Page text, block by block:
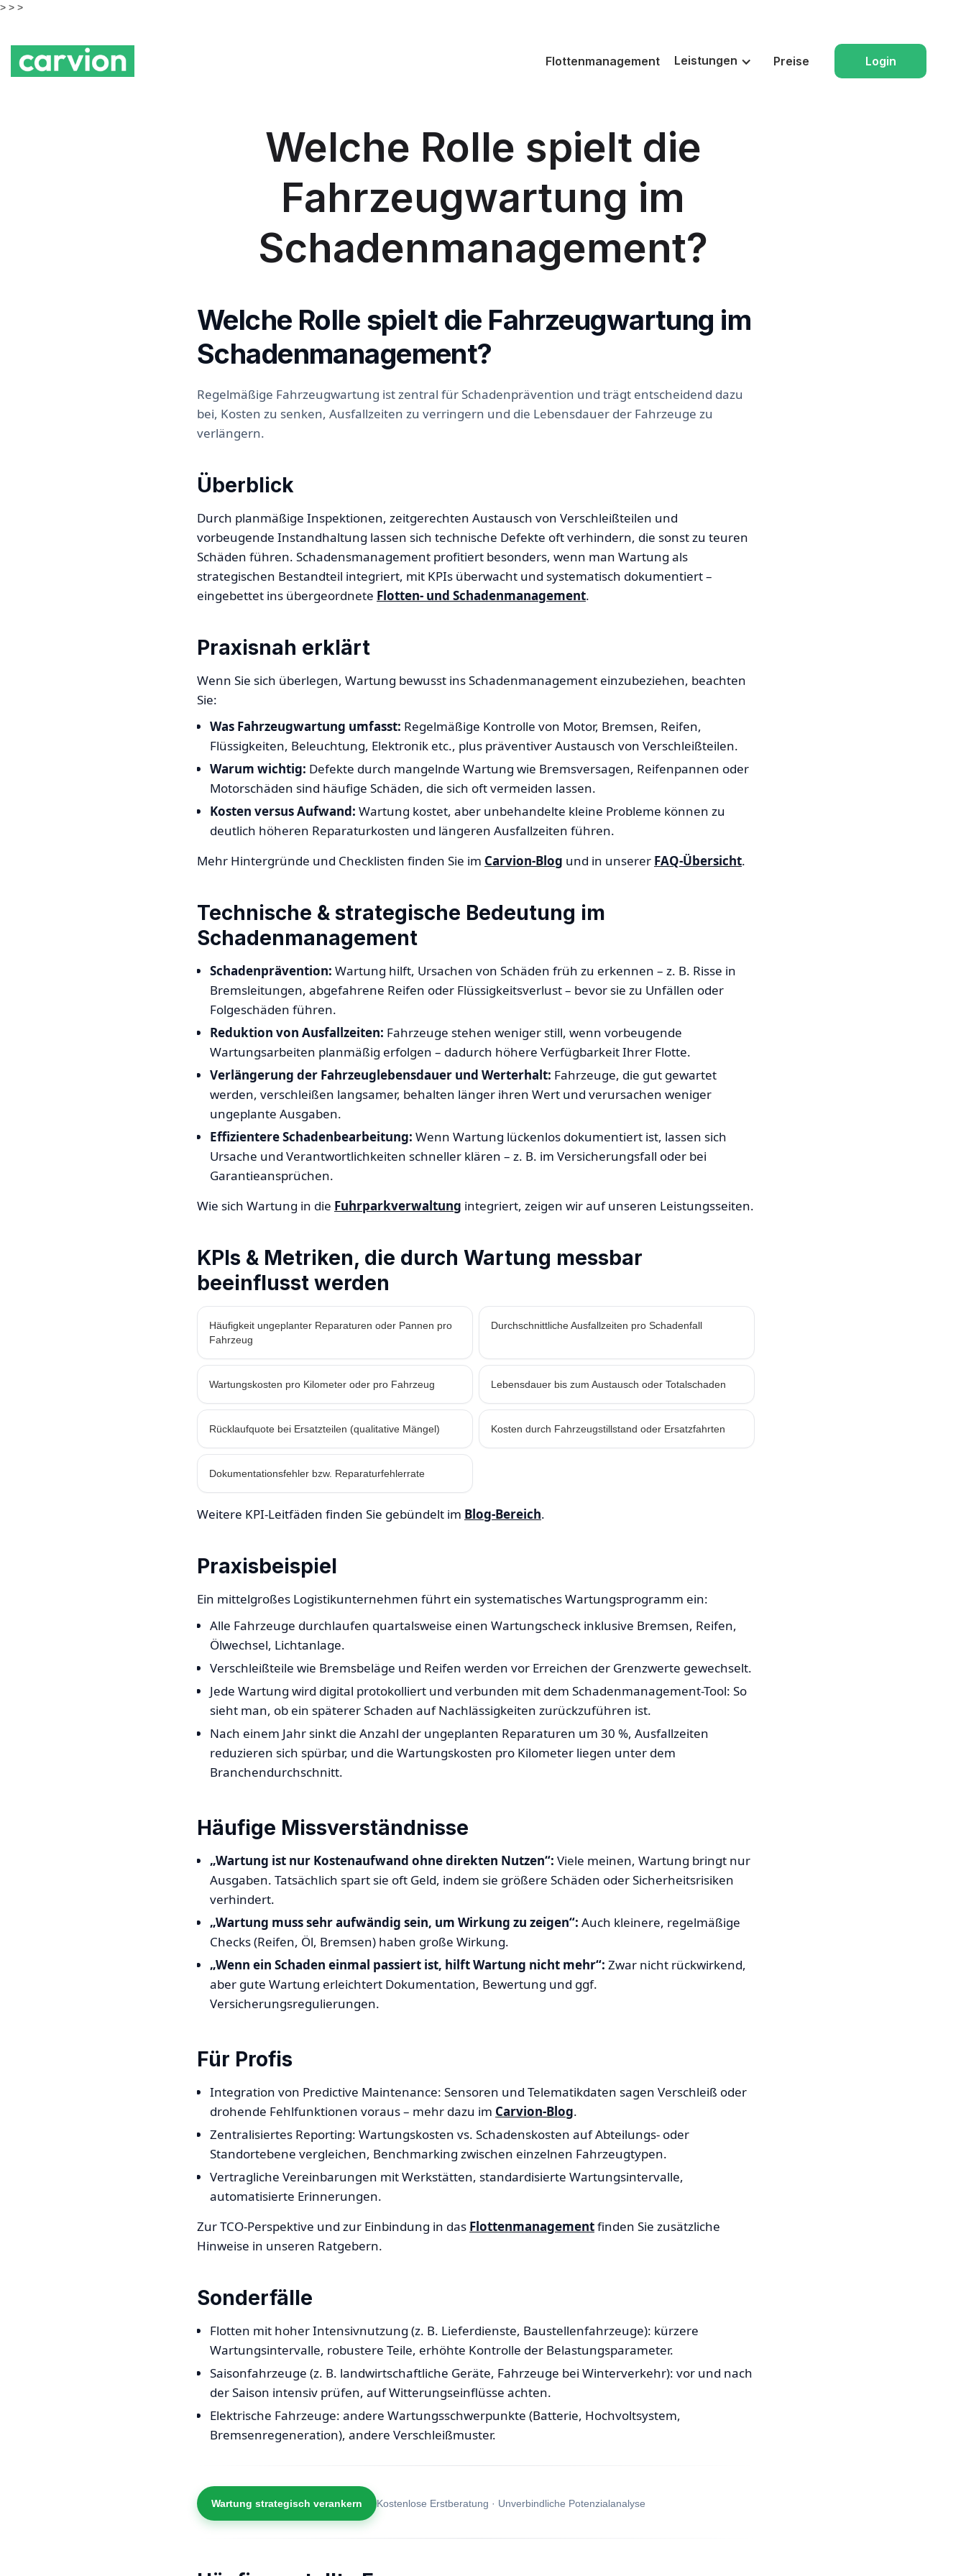
> > >
Flottenmanagement Leistungen Preise Login
Welche Rolle spielt die
Fahrzeugwartung im
Schadenmanagement?
Welche Rolle spielt die Fahrzeugwartung im
Schadenmanagement?
Regelmäßige Fahrzeugwartung ist zentral für Schadenprävention und trägt entscheidend dazu
bei, Kosten zu senken, Ausfallzeiten zu verringern und die Lebensdauer der Fahrzeuge zu
verlängern.
Überblick
Durch planmäßige Inspektionen, zeitgerechten Austausch von Verschleißteilen und
vorbeugende Instandhaltung lassen sich technische Defekte oft verhindern, die sonst zu teuren
Schäden führen. Schadensmanagement profitiert besonders, wenn man Wartung als
strategischen Bestandteil integriert, mit KPIs überwacht und systematisch dokumentiert –
eingebettet ins übergeordnete Flotten- und Schadenmanagement.
Praxisnah erklärt
Wenn Sie sich überlegen, Wartung bewusst ins Schadenmanagement einzubeziehen, beachten
Sie:
Was Fahrzeugwartung umfasst: Regelmäßige Kontrolle von Motor, Bremsen, Reifen,
Flüssigkeiten, Beleuchtung, Elektronik etc., plus präventiver Austausch von Verschleißteilen.
Warum wichtig: Defekte durch mangelnde Wartung wie Bremsversagen, Reifenpannen oder
Motorschäden sind häufige Schäden, die sich oft vermeiden lassen.
Kosten versus Aufwand: Wartung kostet, aber unbehandelte kleine Probleme können zu
deutlich höheren Reparaturkosten und längeren Ausfallzeiten führen.
Mehr Hintergründe und Checklisten finden Sie im Carvion-Blog und in unserer FAQ-Übersicht.
Technische & strategische Bedeutung im
Schadenmanagement
Schadenprävention: Wartung hilft, Ursachen von Schäden früh zu erkennen – z. B. Risse in
Bremsleitungen, abgefahrene Reifen oder Flüssigkeitsverlust – bevor sie zu Unfällen oder
Folgeschäden führen.
Reduktion von Ausfallzeiten: Fahrzeuge stehen weniger still, wenn vorbeugende
Wartungsarbeiten planmäßig erfolgen – dadurch höhere Verfügbarkeit Ihrer Flotte.
Verlängerung der Fahrzeuglebensdauer und Werterhalt: Fahrzeuge, die gut gewartet
werden, verschleißen langsamer, behalten länger ihren Wert und verursachen weniger
ungeplante Ausgaben.
Effizientere Schadenbearbeitung: Wenn Wartung lückenlos dokumentiert ist, lassen sich
Ursache und Verantwortlichkeiten schneller klären – z. B. im Versicherungsfall oder bei
Garantieansprüchen.
Wie sich Wartung in die Fuhrparkverwaltung integriert, zeigen wir auf unseren Leistungsseiten.
KPIs & Metriken, die durch Wartung messbar
beeinflusst werden
Häufigkeit ungeplanter Reparaturen oder Pannen pro
Fahrzeug
Durchschnittliche Ausfallzeiten pro Schadenfall
Wartungskosten pro Kilometer oder pro Fahrzeug Lebensdauer bis zum Austausch oder Totalschaden
Rücklaufquote bei Ersatzteilen (qualitative Mängel) Kosten durch Fahrzeugstillstand oder Ersatzfahrten
Dokumentationsfehler bzw. Reparaturfehlerrate
Weitere KPI-Leitfäden finden Sie gebündelt im Blog-Bereich.
Praxisbeispiel
Ein mittelgroßes Logistikunternehmen führt ein systematisches Wartungsprogramm ein:
Alle Fahrzeuge durchlaufen quartalsweise einen Wartungscheck inklusive Bremsen, Reifen,
Ölwechsel, Lichtanlage.
Verschleißteile wie Bremsbeläge und Reifen werden vor Erreichen der Grenzwerte gewechselt.
Jede Wartung wird digital protokolliert und verbunden mit dem Schadenmanagement-Tool: So
sieht man, ob ein späterer Schaden auf Nachlässigkeiten zurückzuführen ist.
Nach einem Jahr sinkt die Anzahl der ungeplanten Reparaturen um 30 %, Ausfallzeiten
reduzieren sich spürbar, und die Wartungskosten pro Kilometer liegen unter dem
Branchendurchschnitt.
Häufige Missverständnisse
„Wartung ist nur Kostenaufwand ohne direkten Nutzen“: Viele meinen, Wartung bringt nur
Ausgaben. Tatsächlich spart sie oft Geld, indem sie größere Schäden oder Sicherheitsrisiken
verhindert.
„Wartung muss sehr aufwändig sein, um Wirkung zu zeigen“: Auch kleinere, regelmäßige
Checks (Reifen, Öl, Bremsen) haben große Wirkung.
„Wenn ein Schaden einmal passiert ist, hilft Wartung nicht mehr“: Zwar nicht rückwirkend,
aber gute Wartung erleichtert Dokumentation, Bewertung und ggf.
Versicherungsregulierungen.
Für Profis
Integration von Predictive Maintenance: Sensoren und Telematikdaten sagen Verschleiß oder
drohende Fehlfunktionen voraus – mehr dazu im Carvion-Blog.
Zentralisiertes Reporting: Wartungskosten vs. Schadenskosten auf Abteilungs- oder
Standortebene vergleichen, Benchmarking zwischen einzelnen Fahrzeugtypen.
Vertragliche Vereinbarungen mit Werkstätten, standardisierte Wartungsintervalle,
automatisierte Erinnerungen.
Zur TCO-Perspektive und zur Einbindung in das Flottenmanagementfinden Sie zusätzliche
Hinweise in unseren Ratgebern.
Sonderfälle
Flotten mit hoher Intensivnutzung (z. B. Lieferdienste, Baustellenfahrzeuge): kürzere
Wartungsintervalle, robustere Teile, erhöhte Kontrolle der Belastungsparameter.
Saisonfahrzeuge (z. B. landwirtschaftliche Geräte, Fahrzeuge bei Winterverkehr): vor und nach
der Saison intensiv prüfen, auf Witterungseinflüsse achten.
Elektrische Fahrzeuge: andere Wartungsschwerpunkte (Batterie, Hochvoltsystem,
Bremsenregeneration), andere Verschleißmuster.
Wartung strategisch verankern Kostenlose Erstberatung · Unverbindliche Potenzialanalyse